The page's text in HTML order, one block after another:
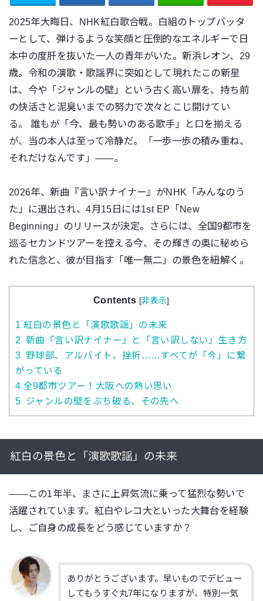
2025年大晦日、NHK紅白歌合戦。白組のトップバッタ
ーとして、弾けるような笑顔と圧倒的なエネルギーで日
本中の度肝を抜いた一人の青年がいた。新浜レオン、29
歳。 令和の演歌・歌謡界に突如として現れたこの新星
は、今や「ジャンルの壁」という古く高い扉を、持ち前
の快活さと泥臭いまでの努力で次々とこじ開けてい
る。誰もが「今、最も勢いのある歌手」と口を揃える
が、当の本人は至って冷静だ。「一歩一歩の積み重ね、
それだけなんです」――。
2026年、新曲『言い訳ナイナー』がNHK「みんなのう
た」に選出され、4月15日には1st EP「New
Beginning」のリリースが決定。さらには、全国9都市を
巡るセカンドツアーを控える今、その輝きの奥に秘めら
れた信念と、彼が目指す「唯一無二」の景色を紐解く。
Contents [非表示]
1 紅白の景色と「演歌歌謡」の未来
2 新曲『言い訳ナイナー』と「言い訳しない」生き方
3 野球部、アルバイト、挫折……すべてが「今」に繋
がっている
4 全9都市ツアー！大阪への熱い思い
5 ジャンルの壁をぶち破る、その先へ
紅白の景色と「演歌歌謡」の未来
――この1年半、まさに上昇気流に乗って猛烈な勢いで
活躍されています。紅白やレコ大といった大舞台を経験
し、ご自身の成長をどう感じていますか？
ありがとうございます。早いものでデビュー
してもうすぐ丸7年になりますが、特別一気